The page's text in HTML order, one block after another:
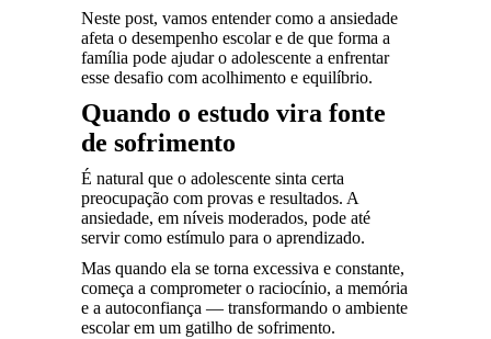
Neste post, vamos entender como a ansiedade
afeta o desempenho escolar e de que forma a
família pode ajudar o adolescente a enfrentar
esse desafio com acolhimento e equilíbrio.
Quando o estudo vira fonte
de sofrimento
É natural que o adolescente sinta certa
preocupação com provas e resultados. A
ansiedade, em níveis moderados, pode até
servir como estímulo para o aprendizado.
Mas quando ela se torna excessiva e constante,
começa a comprometer o raciocínio, a memória
e a autoconfiança — transformando o ambiente
escolar em um gatilho de sofrimento.